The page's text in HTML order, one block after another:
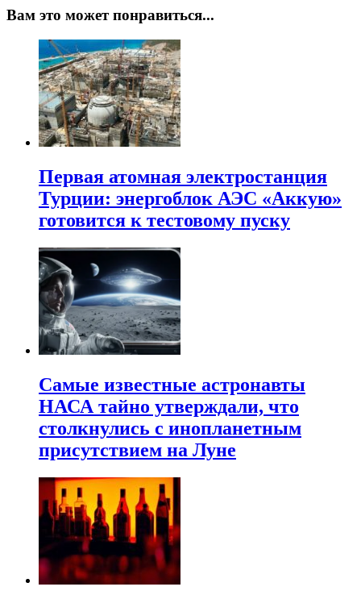
Вам это может понравиться...
Первая атомная электростанция
Турции: энергоблок АЭС «Аккую»
готовится к тестовому пуску
Самые известные астронавты
НАСА тайно утверждали, что
столкнулись с инопланетным
присутствием на Луне